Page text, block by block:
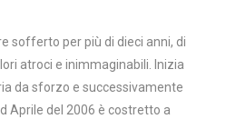
sofferto per più di dieci anni, di
atroci e inimmaginabili. Inizia
da sforzo e successivamente
Aprile del 2006 è costretto a